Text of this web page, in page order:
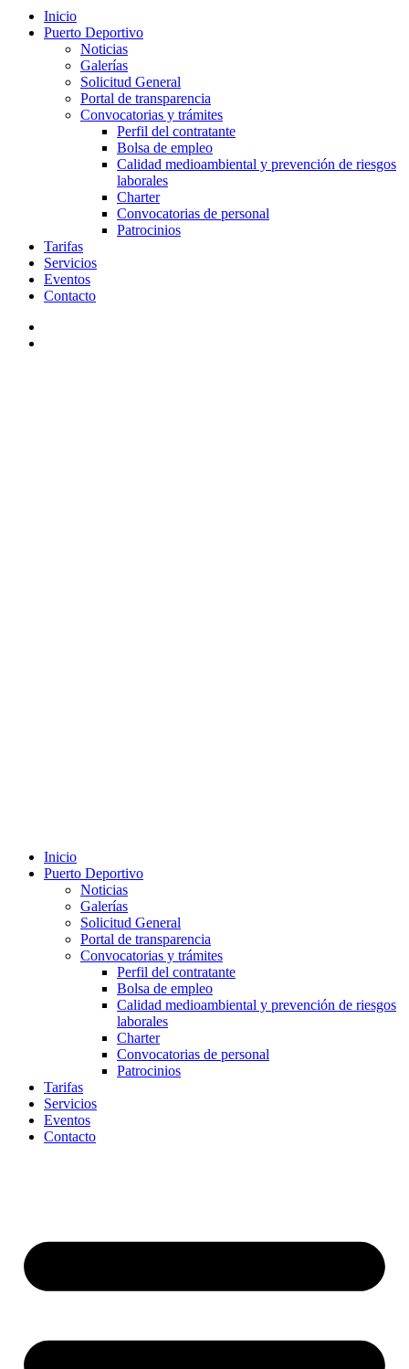
Inicio
Puerto Deportivo
Noticias
Galerías
Solicitud General
Portal de transparencia
Convocatorias y trámites
Perfil del contratante
Bolsa de empleo
Calidad medioambiental y prevención de riesgos
laborales
Charter
Convocatorias de personal
Patrocinios
Tarifas
Servicios
Eventos
Contacto
Inicio
Puerto Deportivo
Noticias
Galerías
Solicitud General
Portal de transparencia
Convocatorias y trámites
Perfil del contratante
Bolsa de empleo
Calidad medioambiental y prevención de riesgos
laborales
Charter
Convocatorias de personal
Patrocinios
Tarifas
Servicios
Eventos
Contacto